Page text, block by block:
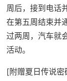
周后，接到电话
在第五周结束并
过两周，汽车就
活动。
[附赠夏日传说密